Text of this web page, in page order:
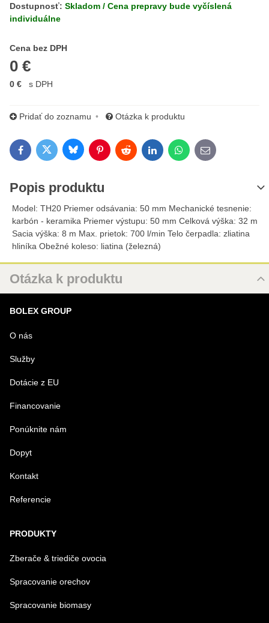
Dostupnosť: Skladom / Cena prepravy bude vyčíslená
individuálne
Cena bez DPH
0 €
Cena s DPH
0 € s DPH
Pridať do zoznamu Otázka k produktu
FacebookTwitterBlueskyPinterestRedditLinkedInWhatsApp
E-mail
Popis produktu
Model: TH20 Priemer odsávania: 50 mm Mechanické tesnenie:
karbón - keramika Priemer výstupu: 50 mm Celková výška: 32 m
Sacia výška: 8 m Max. prietok: 700 l/min Telo čerpadla: zliatina
hliníka Obežné koleso: liatina (železná)
Otázka k produktu
MENO
VÁŠ E-MAIL
VAŠA OTÁZKA K PRODUKTU
Odoslať
BOLEX GROUP
O nás
Služby
Dotácie z EU
Financovanie
Ponúknite nám
Dopyt
Kontakt
Referencie
PRODUKTY
Zberače & triediče ovocia
Spracovanie orechov
Spracovanie biomasy